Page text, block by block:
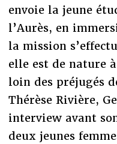
envoie la jeune
l’Aurès, en
la mission
elle est de nature
loin des préjugés
Thérèse Rivière,
interview avant
deux jeunes